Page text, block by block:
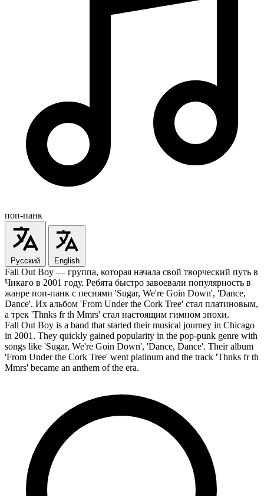
поп-панк
Русский English
Fall Out Boy — группа, которая начала свой творческий путь в
Чикаго в 2001 году. Ребята быстро завоевали популярность в
жанре поп-панк с песнями 'Sugar, We're Goin Down', 'Dance,
Dance'. Их альбом 'From Under the Cork Tree' стал платиновым,
а трек 'Thnks fr th Mmrs' стал настоящим гимном эпохи.
Fall Out Boy is a band that started their musical journey in Chicago
in 2001. They quickly gained popularity in the pop-punk genre with
songs like 'Sugar, We're Goin Down', 'Dance, Dance'. Their album
'From Under the Cork Tree' went platinum and the track 'Thnks fr th
Mmrs' became an anthem of the era.